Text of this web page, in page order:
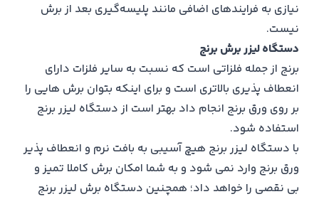
نیازی به فرایندهای اضافی مانند پلیسه‌گیری بعد از برش
نیست.
دستگاه لیزر برش برنج
برنج از جمله فلزاتی است که نسبت به سایر فلزات دارای
انعطاف پذیری بالاتری است و برای اینکه بتوان برش هایی را
بر روی ورق برنج انجام داد بهتر است از دستگاه لیزر برنج
استفاده شود.
با دستگاه لیزر برنج هیچ آسیبی به بافت نرم و انعطاف پذیر
ورق برنج وارد نمی شود و به شما امکان برش کاملا تمیز و
بی نقصی را خواهد داد؛ همچنین دستگاه برش لیزر برنج